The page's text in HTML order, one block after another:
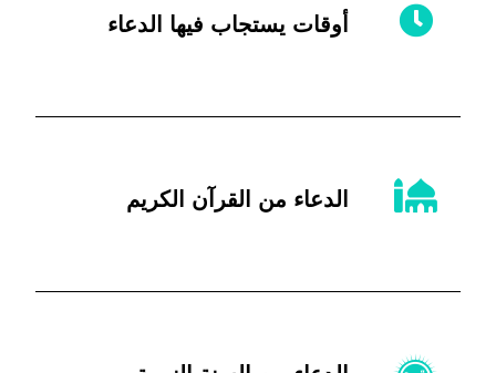
أوقات يستجاب فيها الدعاء
الدعاء من القرآن الكريم